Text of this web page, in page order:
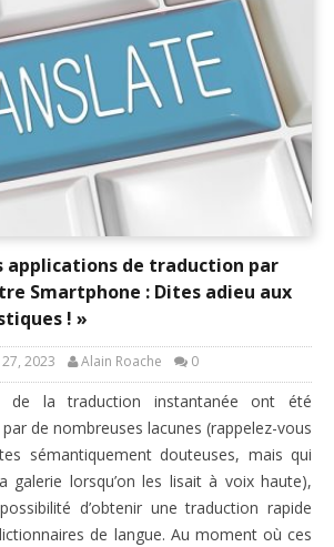
applications de traduction par
Smartphone : Dites adieu aux
! »
2023 Alain Roache 0
de la traduction instantanée ont été
de nombreuses lacunes (rappelez-vous
sémantiquement douteuses, mais qui
galerie lorsqu’on les lisait à voix haute),
d’obtenir une traduction rapide
de langue. Au moment où ces